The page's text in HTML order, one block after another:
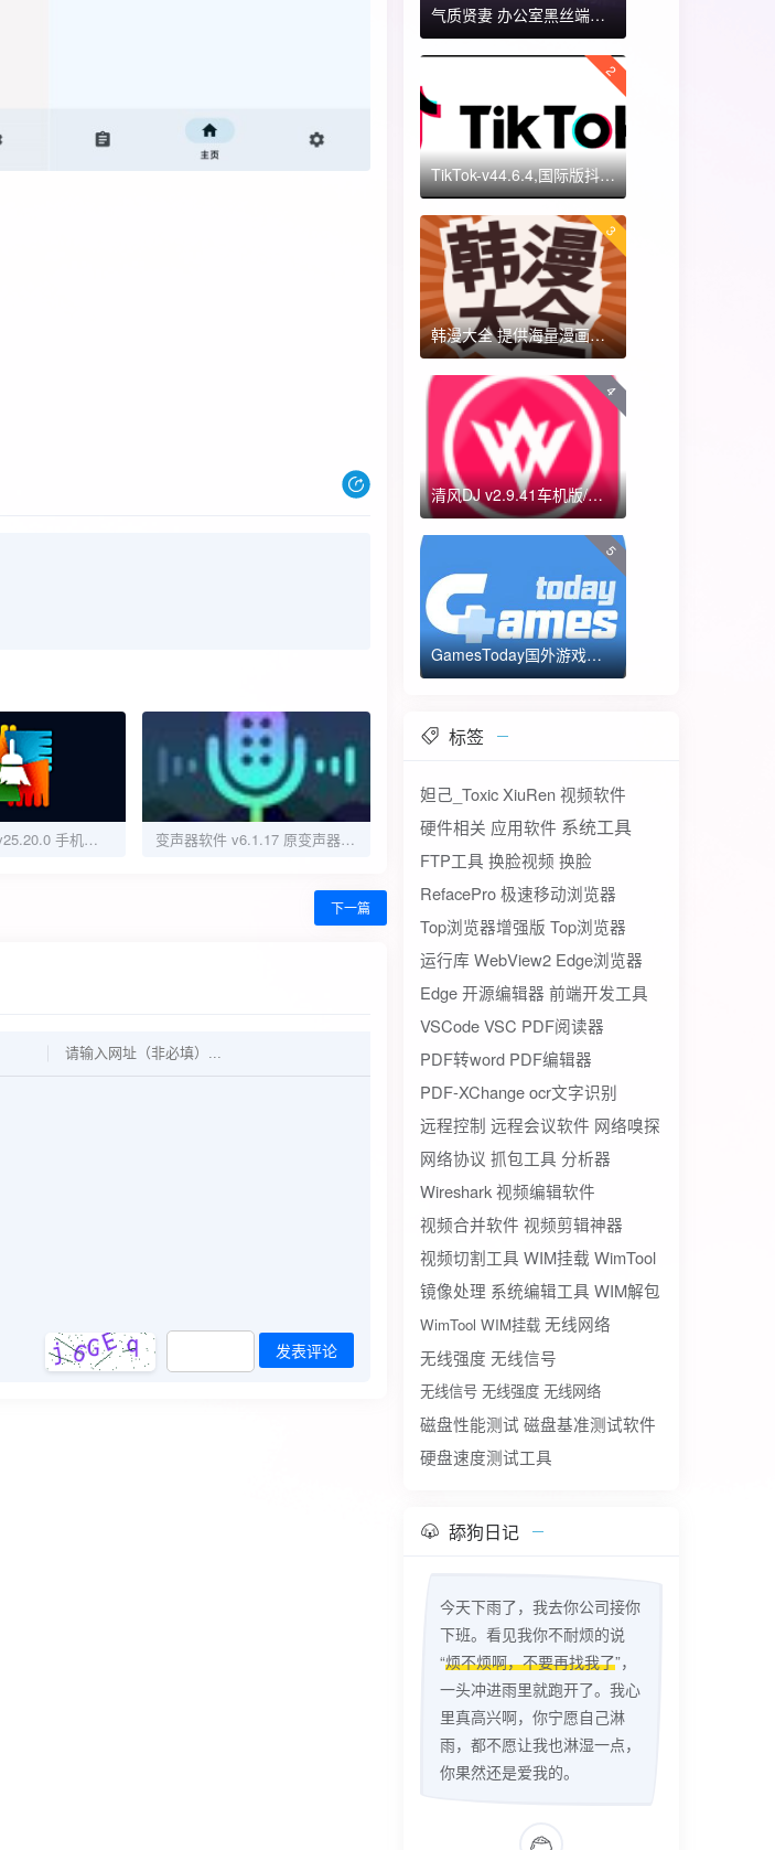
AVG Cleaner v25.20.0 手机清理优化修改版 变声器软件 v6.1.17 原变声器大师，有趣的手机变声软件，去更新解锁会员版
下一篇
发表评论
气质贤妻 办公室黑丝端木蓉 国漫女神 ​​​
2
TikTok-v44.6.4,国际版抖音海外畅享,免拔卡体验!附保姆级详细使用指南
3
韩漫大全 提供海量漫画资源
4
清风DJ v2.9.41车机版/手机版-全方位DJ舞曲
5
GamesToday国外游戏下载器 不需要T子
标签
妲己_ToxicXiuRen 视频软件
硬件相关 应用软件 系统工具
FTP工具 换脸视频 换脸
RefacePro极速移动浏览器
Top浏览器增强版 Top浏览器
运行库 WebView2 Edge浏览器
Edge开源编辑器 前端开发工具
VSCodeVSC PDF阅读器
PDF转word PDF编辑器
PDF-XChangeocr文字识别
远程控制 远程会议软件 网络嗅探
网络协议 抓包工具 分析器
Wireshark视频编辑软件
视频合并软件 视频剪辑神器
视频切割工具 WIM挂载 WimTool
镜像处理 系统编辑工具 WIM解包
WimTool WIM挂载 无线网络
无线强度 无线信号
无线信号 无线强度 无线网络
磁盘性能测试 磁盘基准测试软件
硬盘速度测试工具
舔狗日记
今天下雨了，我去你公司接你
下班。看见我你不耐烦的说
“烦不烦啊，不要再找我了”，
一头冲进雨里就跑开了。我心
里真高兴啊，你宁愿自己淋
雨，都不愿让我也淋湿一点，
你果然还是爱我的。